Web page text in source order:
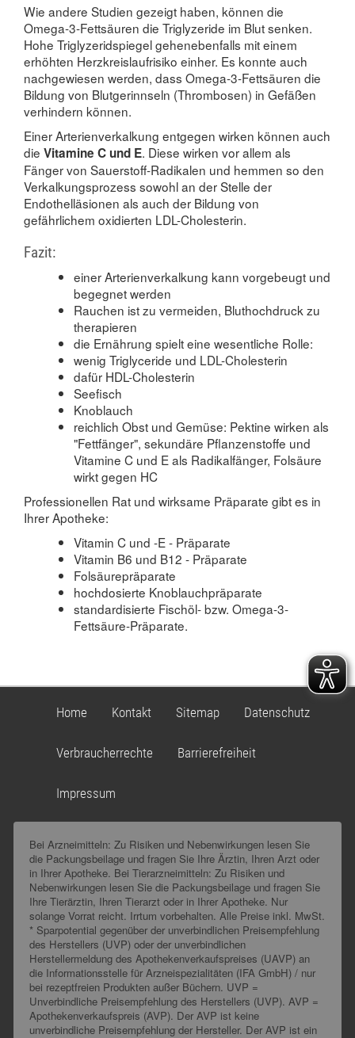
Wie andere Studien gezeigt haben, können die
Omega-3-Fettsäuren die Triglyzeride im Blut senken.
Hohe Triglyzeridspiegel gehenebenfalls mit einem
erhöhten Herzkreislaufrisiko einher. Es konnte auch
nachgewiesen werden, dass Omega-3-Fettsäuren die
Bildung von Blutgerinnseln (Thrombosen) in Gefäßen
verhindern können.
Einer Arterienverkalkung entgegen wirken können auch
die Vitamine C und E. Diese wirken vor allem als
Fänger von Sauerstoff-Radikalen und hemmen so den
Verkalkungsprozess sowohl an der Stelle der
Endothelläsionen als auch der Bildung von
gefährlichem oxidierten LDL-Cholesterin.
Fazit:
einer Arterienverkalkung kann vorgebeugt und
begegnet werden
Rauchen ist zu vermeiden, Bluthochdruck zu
therapieren
die Ernährung spielt eine wesentliche Rolle:
wenig Triglyceride und LDL-Cholesterin
dafür HDL-Cholesterin
Seefisch
Knoblauch
reichlich Obst und Gemüse: Pektine wirken als
"Fettfänger", sekundäre Pflanzenstoffe und
Vitamine C und E als Radikalfänger, Folsäure
wirkt gegen HC
Professionellen Rat und wirksame Präparate gibt es in
Ihrer Apotheke:
Vitamin C und -E - Präparate
Vitamin B6 und B12 - Präparate
Folsäurepräparate
hochdosierte Knoblauchpräparate
standardisierte Fischöl- bzw. Omega-3-
Fettsäure-Präparate.
Home Kontakt Sitemap Datenschutz
Verbraucherrechte Barrierefreiheit
Impressum
Bei Arzneimitteln: Zu Risiken und Nebenwirkungen lesen Sie
die Packungsbeilage und fragen Sie Ihre Ärztin, Ihren Arzt oder
in Ihrer Apotheke. Bei Tierarzneimitteln: Zu Risiken und
Nebenwirkungen lesen Sie die Packungsbeilage und fragen Sie
Ihre Tierärztin, Ihren Tierarzt oder in Ihrer Apotheke. Nur
solange Vorrat reicht. Irrtum vorbehalten. Alle Preise inkl. MwSt.
* Sparpotential gegenüber der unverbindlichen Preisempfehlung
des Herstellers (UVP) oder der unverbindlichen
Herstellermeldung des Apothekenverkaufspreises (UAVP) an
die Informationsstelle für Arzneispezialitäten (IFA GmbH) / nur
bei rezeptfreien Produkten außer Büchern. UVP =
Unverbindliche Preisempfehlung des Herstellers (UVP). AVP =
Apothekenverkaufspreis (AVP). Der AVP ist keine
unverbindliche Preisempfehlung der Hersteller. Der AVP ist ein